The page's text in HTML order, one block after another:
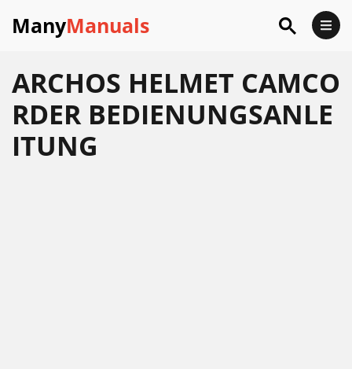
ManyManuals
ARCHOS HELMET CAMCO
RDER BEDIENUNGSANLE
ITUNG